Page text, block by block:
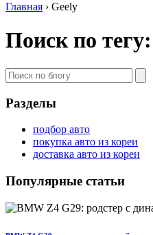
Главная › Geely
Поиск по
Разделы
подбор авто
покупка авто из кореи
доставка авто из кореи
Популярные статьи